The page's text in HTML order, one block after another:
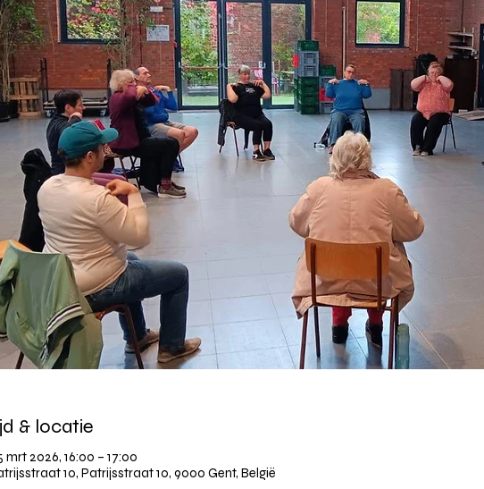
& locatie
mrt 2026, 16:00 – 17:00
10, Patrijsstraat 10, 9000 Gent, België